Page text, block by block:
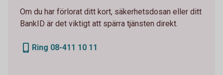
Om du har förlorat ditt kort, säkerhetsdosan eller ditt
BankID är det viktigt att spärra tjänsten direkt.
Ring 08-411 10 11